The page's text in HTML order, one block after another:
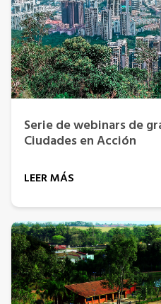
Serie de webinars de
Ciudades en Acción
LEER MÁS